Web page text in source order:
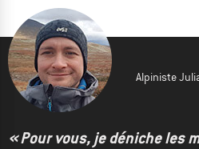
Alpiniste
« Pour vous, je déniche les